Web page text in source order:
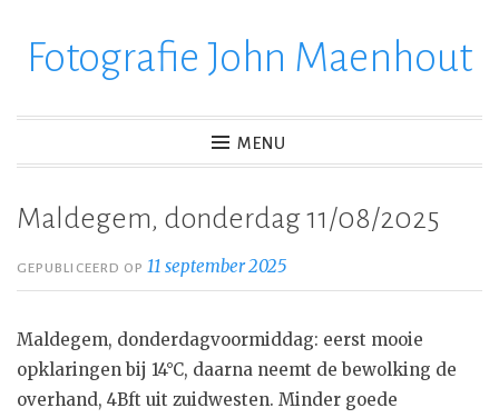
verderFotografie John Maenhout
MENU
Maldegem, donderdag 11/08/2025
GEPUBLICEERD OP11 september 2025
Maldegem, donderdagvoormiddag: eerst mooie
opklaringen bij 14°C, daarna neemt de bewolking de
overhand, 4Bft uit zuidwesten. Minder goede